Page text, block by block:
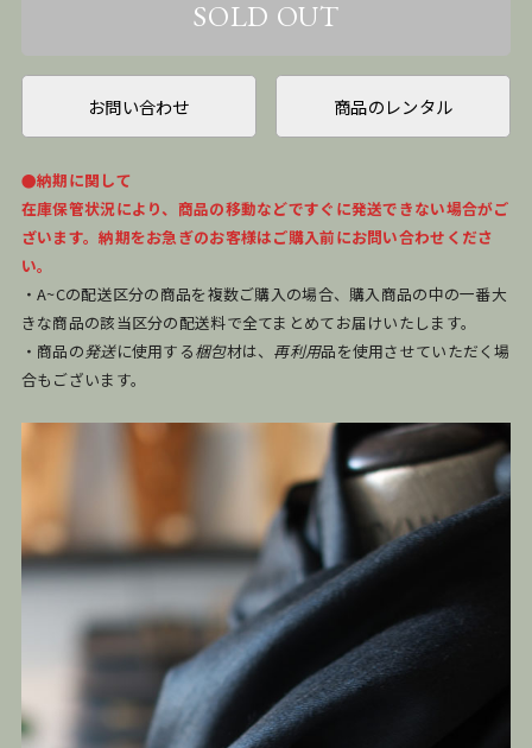
お問い合わせ 商品のレンタル
●納期に関して
在庫保管状況により、商品の移動などですぐに発送できない場合がご
ざいます。納期をお急ぎのお客様はご購入前にお問い合わせくださ
い。
・A~Cの配送区分の商品を複数ご購入の場合、購入商品の中の一番大
きな商品の該当区分の配送料で全てまとめてお届けいたします。
・商品の発送に使用する梱包材は、 再利用品を使用させていただく場
合もございます。